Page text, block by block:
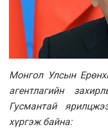
Монгол Улсын
агентлагийн
Гусмантай
хүргэж байна: